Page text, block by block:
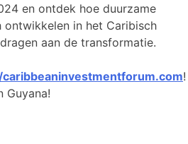
en ontdek hoe duurzame
in het Caribisch
aan de transformatie.
!
Guyana!